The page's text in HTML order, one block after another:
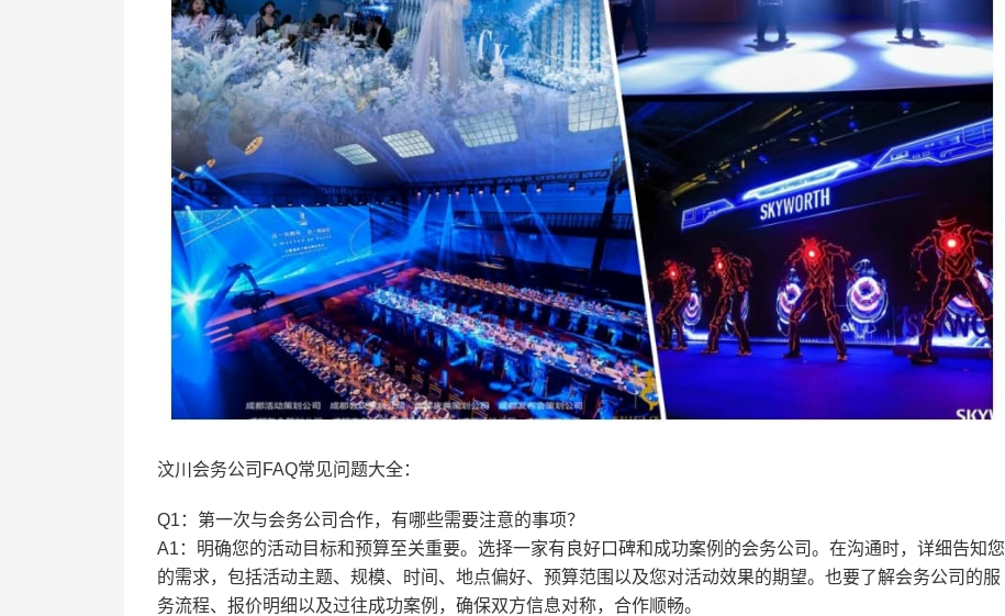
汶川会务公司FAQ常见问题大全：
Q1：第一次与会务公司合作，有哪些需要注意的事项？
A1：明确您的活动目标和预算至关重要。选择一家有良好口碑和成功案例的会务公司。在沟通时，详细告知您
的需求，包括活动主题、规模、时间、地点偏好、预算范围以及您对活动效果的期望。也要了解会务公司的服
务流程、报价明细以及过往成功案例，确保双方信息对称，合作顺畅。